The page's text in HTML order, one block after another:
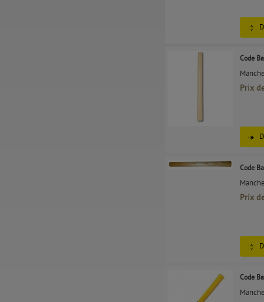
Code
Prix
Code
Prix
Code